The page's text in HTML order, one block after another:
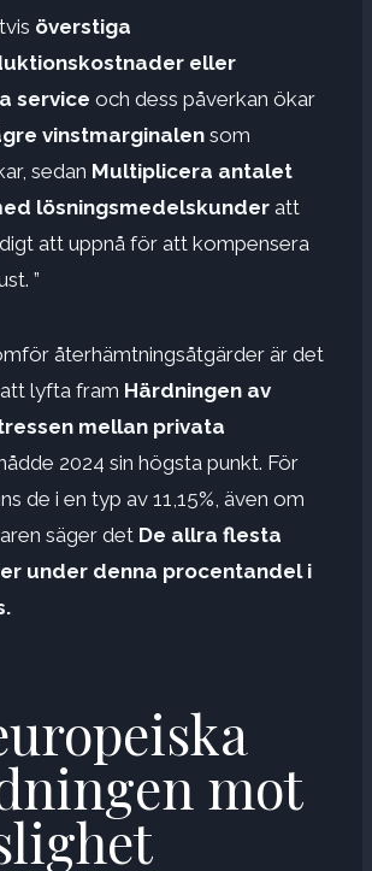
överstiga
eller
service och dess påverkan ökar
vinstmarginalen som
sedan Multiplicera antalet
lösningsmedelskunder att
att uppnå för att kompensera
”
återhämtningsåtgärder är det
lyfta fram Härdningen av
mellan privata
2024 sin högsta punkt. För
de i en typ av 11,15%, även om
säger det De allra flesta
under denna procentandel i
mot